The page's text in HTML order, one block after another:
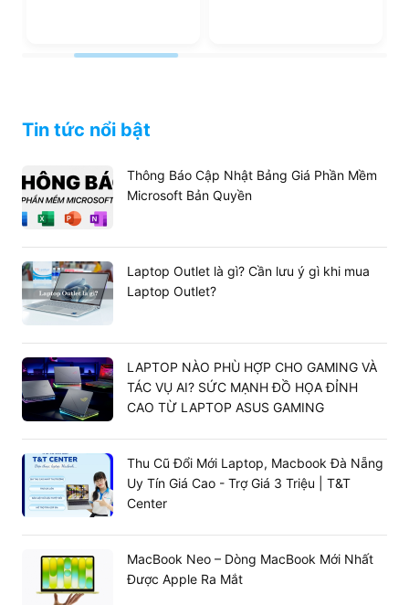
Camera TrueDepth ở mặt trước được chuyển đến vị trí
trên cạnh ngang của iPad Pro 2024. Camera Ultra Wide
12MP với tính năng trung tâm màn hình mang đến trải
nghiệm họp trực tuyến theo hướng ngang chất lượng
hơn, đặc biệt là khi kết hợp với các phụ kiện khác.
Dung lượng Pin đảm bảo
bị viên pin có công suất 31.29Wh, cho phép người dùng
sử dụng liên tục lên đến 10 giờ xem phim hoặc lướt web.
Mang đến trải nghiệm làm việc, giải trí hoàn hảo
Tin tức nổi bật
Thông Báo Cập Nhật Bảng Giá Phần Mềm
Microsoft Bản Quyền
Laptop Outlet là gì? Cần lưu ý gì khi mua
Laptop Outlet?
LAPTOP NÀO PHÙ HỢP CHO GAMING VÀ
TÁC VỤ AI? SỨC MẠNH ĐỒ HỌA ĐỈNH
CAO TỪ LAPTOP ASUS GAMING
Thu Cũ Đổi Mới Laptop, Macbook Đà Nẵng
Uy Tín Giá Cao - Trợ Giá 3 Triệu | T&T
Center
MacBook Neo – Dòng MacBook Mới Nhất
Được Apple Ra Mắt